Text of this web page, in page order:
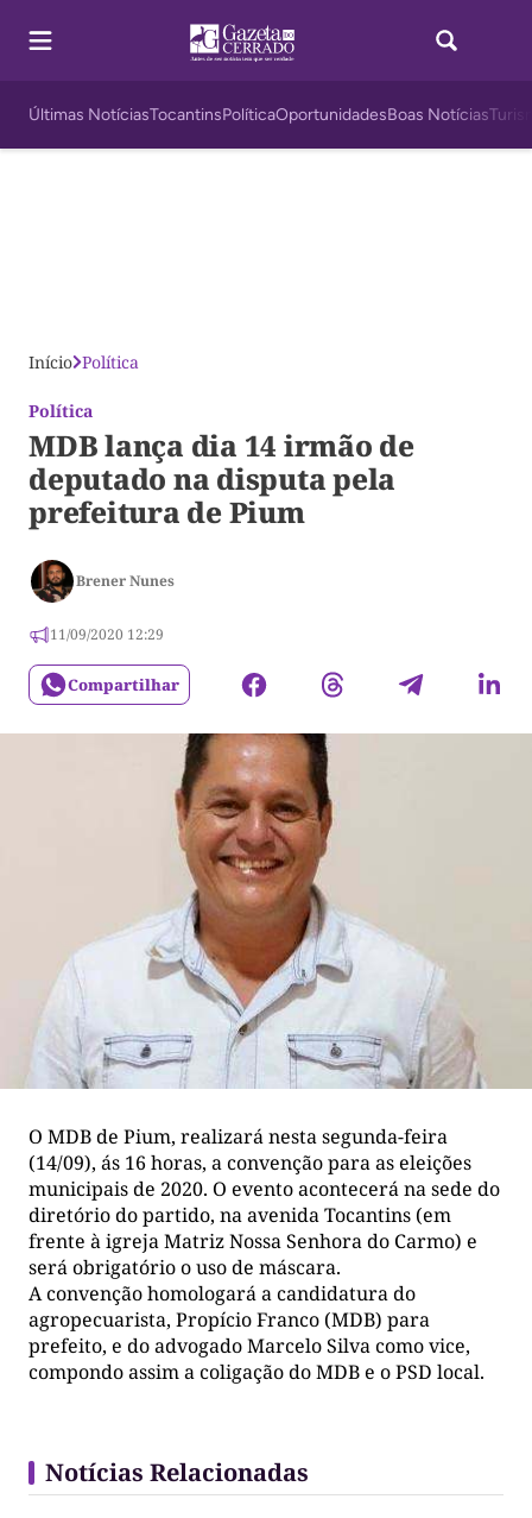
Últimas NotíciasTocantinsPolíticaOportunidadesBoas Notícias
Início Política
Política
MDB lança dia 14 irmão de
deputado na disputa pela
prefeitura de Pium
Brener Nunes
11/09/2020 12:29
Compartilhar
O MDB de Pium, realizará nesta segunda-feira
(14/09), ás 16 horas, a convenção para as eleições
municipais de 2020. O evento acontecerá na sede do
diretório do partido, na avenida Tocantins (em
frente à igreja Matriz Nossa Senhora do Carmo) e
será obrigatório o uso de máscara.
A convenção homologará a candidatura do
agropecuarista, Propício Franco (MDB) para
prefeito, e do advogado Marcelo Silva como vice,
compondo assim a coligação do MDB e o PSD local.
Notícias Relacionadas